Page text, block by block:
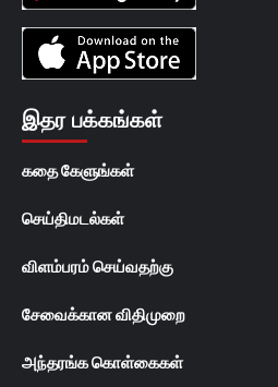
இதர பக்கங்கள்
கதை கேளுங்கள்
செய்திமடல்கள்
விளம்பரம் செய்வதற்கு
சேவைக்கான விதிமுறை
அந்தரங்க கொள்கைகள்